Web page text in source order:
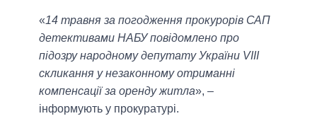
«14 травня за погодження прокурорів САП
детективами НАБУ повідомлено про
підозру народному депутату України VIII
скликання у незаконному отриманні
компенсації за оренду житла», –
інформують у прокуратурі.